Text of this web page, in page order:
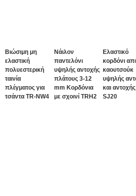
Βιώσιμη μη
ελαστική
πολυεστερική
ταινία
πλέγματος για
τσάντα TR-NW4
Νάιλον
παντελόνι
υψηλής αντοχής
πλάτους 3-12
mm Κορδόνια
με σχοινί TRH2
Ελαστικό
κορδόνι
καουτσούκ
υψηλής
και
SJ20